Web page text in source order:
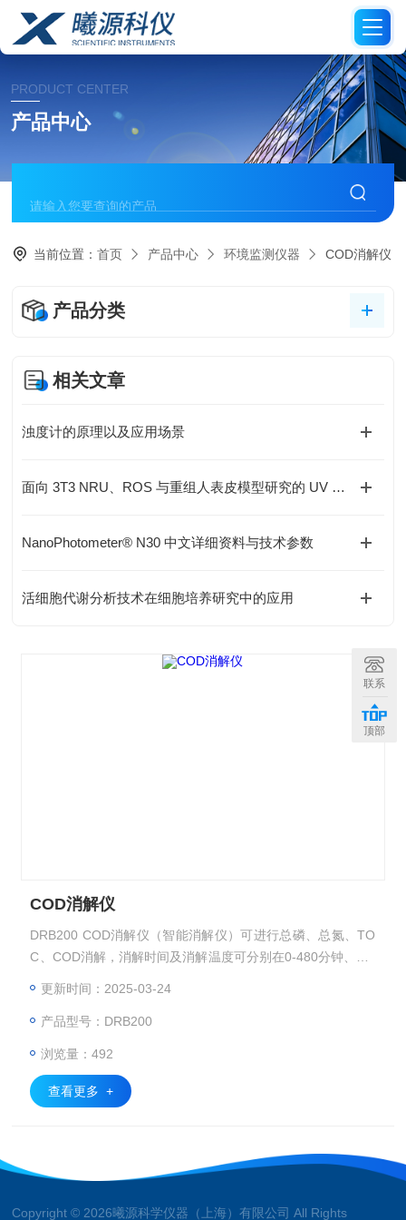
PRODUCT CENTER
产品中心
当前位置：首页 产品中心 环境监测仪器 COD消解仪
产品分类
相关文章
浊度计的原理以及应用场景
面向 3T3 NRU、ROS 与重组人表皮模型研究的 UV 光暴露系统技术比较
NanoPhotometer® N30 中文详细资料与技术参数
活细胞代谢分析技术在细胞培养研究中的应用
COD消解仪
DRB200 COD消解仪（智能消解仪）可进行总磷、总氮、TO
C、COD消解，消解时间及消解温度可分别在0-480分钟、37-
更新时间：2025-03-24
产品型号：DRB200
浏览量：492
查看更多 +
Copyright © 2026曦源科学仪器（上海）有限公司 All Rights
联系
顶部